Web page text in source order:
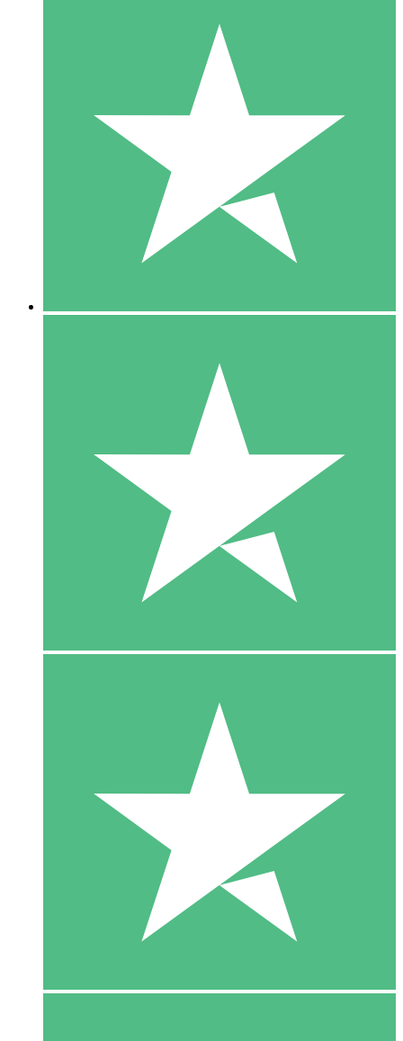
Individuelle Credit-Pakete
Zahlen Sie nach Bedarf mit Download-Credits. Keine
monatliche Verpflichtung erforderlich.
10 00
10 Downloads
20 00